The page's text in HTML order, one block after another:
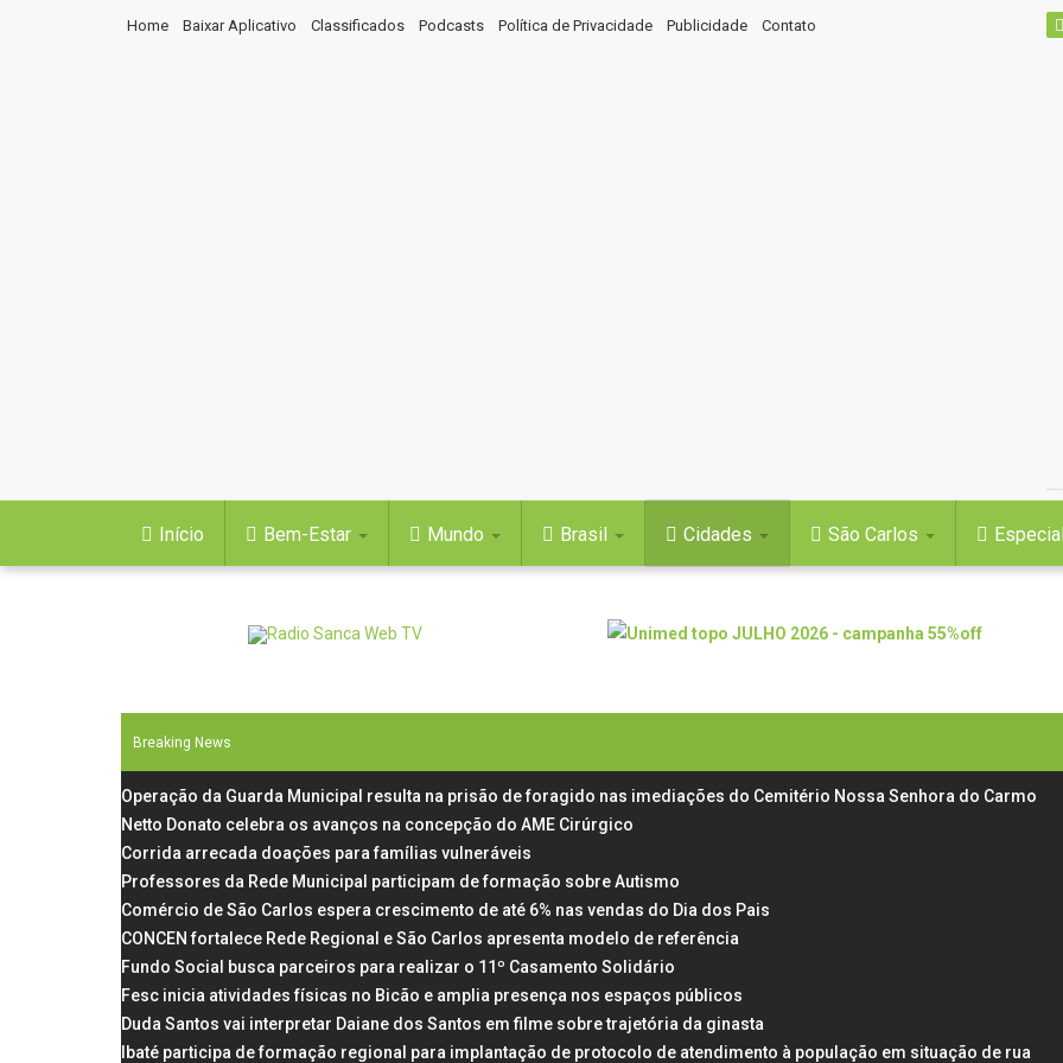
Home Baixar Aplicativo Classificados Podcasts Política de Privacidade Publicidade Contato
Início Bem-Estar Mundo Brasil Cidades São Carlos
Breaking News
Operação da Guarda Municipal resulta na prisão de foragido nas imediações do Cemitério Nossa Senhora do Carmo
Netto Donato celebra os avanços na concepção do AME Cirúrgico
Corrida arrecada doações para famílias vulneráveis
Professores da Rede Municipal participam de formação sobre Autismo
Comércio de São Carlos espera crescimento de até 6% nas vendas do Dia dos Pais
CONCEN fortalece Rede Regional e São Carlos apresenta modelo de referência
Fundo Social busca parceiros para realizar o 11º Casamento Solidário
Fesc inicia atividades físicas no Bicão e amplia presença nos espaços públicos
Duda Santos vai interpretar Daiane dos Santos em filme sobre trajetória da ginasta
Ibaté participa de formação regional para implantação de protocolo de atendimento à população em situação de rua